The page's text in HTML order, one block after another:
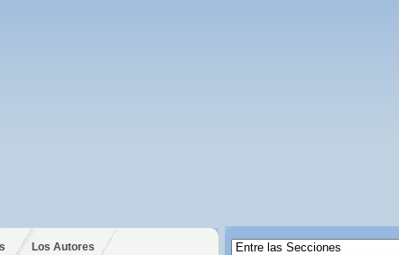
Los Autores